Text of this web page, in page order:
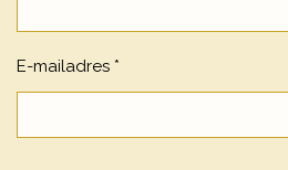
E-mailadres *